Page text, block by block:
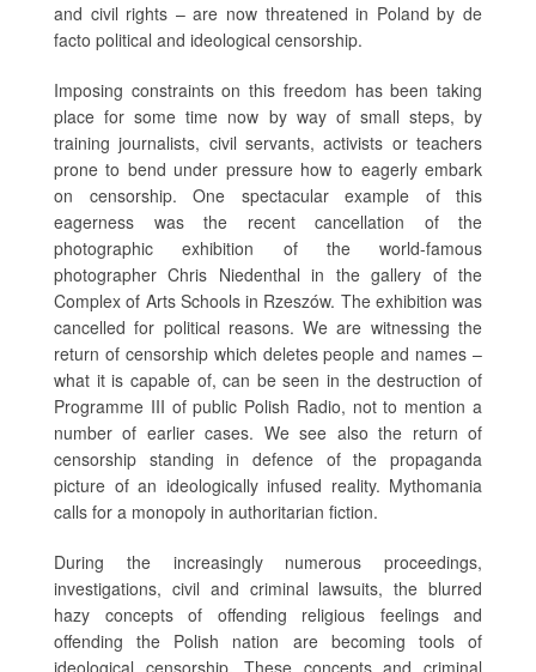
and civil rights – are now threatened in Poland by de
facto political and ideological censorship.
Imposing constraints on this freedom has been taking
place for some time now by way of small steps, by
training journalists, civil servants, activists or teachers
prone to bend under pressure how to eagerly embark
on censorship. One spectacular example of this
eagerness was the recent cancellation of the
photographic exhibition of the world-famous
photographer Chris Niedenthal in the gallery of the
Complex of Arts Schools in Rzeszów. The exhibition was
cancelled for political reasons. We are witnessing the
return of censorship which deletes people and names –
what it is capable of, can be seen in the destruction of
Programme III of public Polish Radio, not to mention a
number of earlier cases. We see also the return of
censorship standing in defence of the propaganda
picture of an ideologically infused reality. Mythomania
calls for a monopoly in authoritarian fiction.
During the increasingly numerous proceedings,
investigations, civil and criminal lawsuits, the blurred
hazy concepts of offending religious feelings and
offending the Polish nation are becoming tools of
ideological censorship. These concepts and criminal